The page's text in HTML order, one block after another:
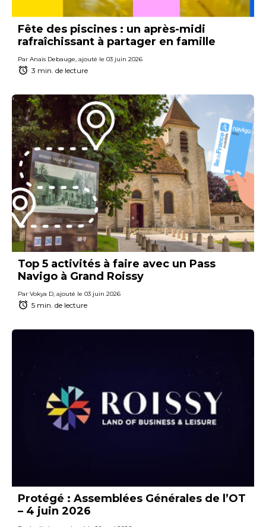
Fête des piscines : un après-midi
rafraîchissant à partager en famille
Par Anaïs Debauge, ajouté le 03 juin 2026
3 min. de lecture
Top 5 activités à faire avec un Pass
Navigo à Grand Roissy
Par Vokya D, ajouté le 03 juin 2026
5 min. de lecture
Protégé : Assemblées Générales de l’OT
– 4 juin 2026